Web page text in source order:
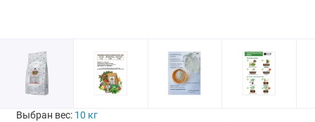
Выбран вес: 10 кг